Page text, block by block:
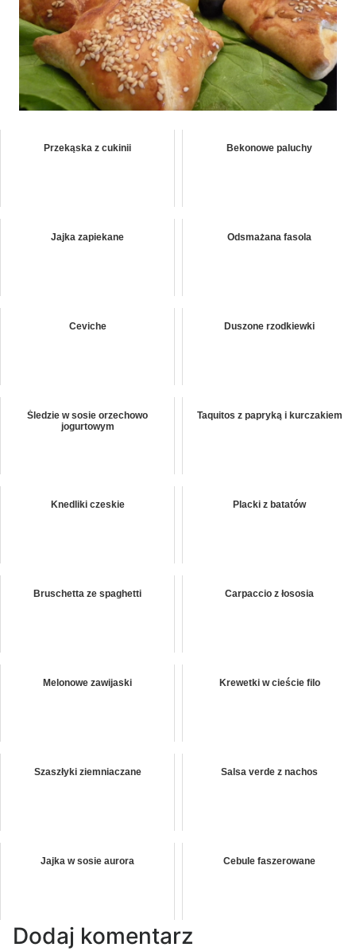
Przekąska z cukinii Bekonowe paluchy
Jajka zapiekane Odsmażana fasola
Ceviche Duszone rzodkiewki
Śledzie w sosie orzechowo
jogurtowym
Taquitos z papryką i kurczakiem
Knedliki czeskie Placki z batatów
Bruschetta ze spaghetti Carpaccio z łososia
Melonowe zawijaski Krewetki w cieście filo
Szaszłyki ziemniaczane Salsa verde z nachos
Jajka w sosie aurora Cebule faszerowane
Dodaj komentarz